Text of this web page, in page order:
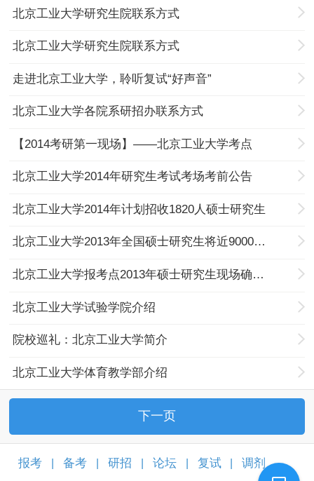
北京工业大学研究生院联系方式
北京工业大学研究生院联系方式
走进北京工业大学，聆听复试“好声音”
北京工业大学各院系研招办联系方式
【2014考研第一现场】——北京工业大学考点
北京工业大学2014年研究生考试考场考前公告
北京工业大学2014年计划招收1820人硕士研究生
北京工业大学2013年全国硕士研究生将近9000人报考
北京工业大学报考点2013年硕士研究生现场确认公告
北京工业大学试验学院介绍
院校巡礼：北京工业大学简介
北京工业大学体育教学部介绍
下一页
报考 备考 研招 论坛 复试 调剂